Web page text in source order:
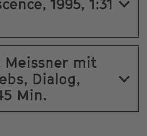
1995, 1:31
Meissner mit
Dialog,
Min.